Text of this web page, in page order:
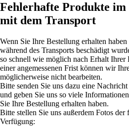
Fehlerhafte Produkte im
mit dem Transport
Wenn Sie Ihre Bestellung erhalten haben
während des Transports beschädigt
so schnell wie möglich nach Erhalt
einer angemessenen Frist können wir
möglicherweise nicht bearbeiten.
Bitte senden Sie uns dazu eine
und geben Sie uns so viele
Sie Ihre Bestellung erhalten haben.
Bitte stellen Sie uns außerdem Fotos der
Verfügung: